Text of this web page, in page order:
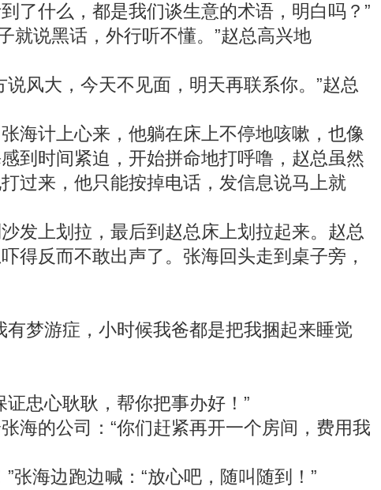
了什么，都是我们谈生意的术语，明白吗？”
说黑话，外行听不懂。”赵总高兴地
风大，今天不见面，明天再联系你。”赵总
计上心来，他躺在床上不停地咳嗽，也像
到时间紧迫，开始拼命地打呼噜，赵总虽然
过来，他只能按掉电话，发信息说马上就
上划拉，最后到赵总床上划拉起来。赵总
得反而不敢出声了。张海回头走到桌子旁，
梦游症，小时候我爸都是把我捆起来睡觉
忠心耿耿，帮你把事办好！”
的公司：“你们赶紧再开一个房间，费用我
海边跑边喊：“放心吧，随叫随到！”